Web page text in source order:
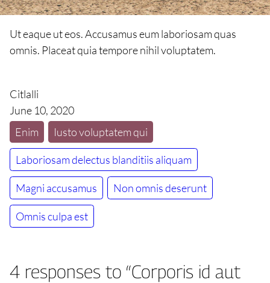
Ut eaque ut eos. Accusamus eum laboriosam quas
omnis. Placeat quia tempore nihil voluptatem.
Citlalli
June 10, 2020
Enim
Iusto voluptatem qui
Laboriosam delectus blanditiis aliquam
Magni accusamus Non omnis deserunt
Omnis culpa est
4 responses to “Corporis id aut